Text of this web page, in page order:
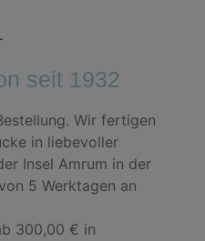
seit 1932
Wir fertigen
in liebevoller
Insel Amrum in der
5 Werktagen an
300,00 € in